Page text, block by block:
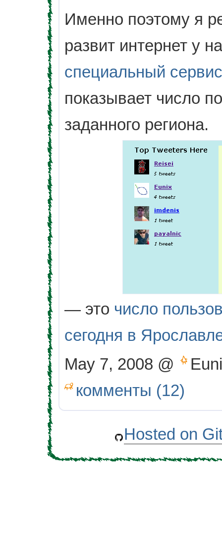
Именно поэтому я
развит интернет у
специальный сервис
показывает число
заданного региона.
— это число
сегодня в
May 7, 2008 @
комменты (12)
Hosted on